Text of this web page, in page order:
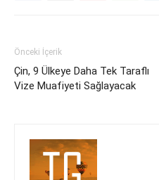
Önceki İçerik
Çin, 9 Ülkeye Daha Tek Taraflı
Vize Muafiyeti Sağlayacak